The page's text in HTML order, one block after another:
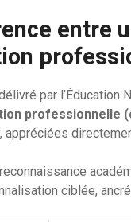
entre
par l’Éducation
professionnelle
ciblée,